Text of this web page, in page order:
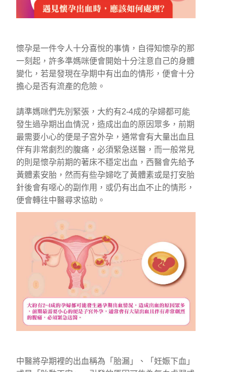
懷孕是一件令人十分喜悅的事情，自得知懷孕的那
一刻起，許多準媽咪便會開始十分注意自己的身體
變化，若是發現在孕期中有出血的情形，便會十分
擔心是否有流產的危險。
請準媽咪們先別緊張，大約有2-4成的孕婦都可能
發生過孕期出血情況，造成出血的原因眾多，前期
最需要小心的便是子宮外孕，通常會有大量出血且
伴有非常劇烈的腹痛，必須緊急送醫，而一般常見
的則是懷孕前期的著床不穩定出血，西醫會先給予
黃體素安胎，然而有些孕婦吃了黃體素或是打安胎
針後會有噁心的副作用，或仍有出血不止的情形，
便會轉往中醫尋求協助。
中醫將孕期裡的出血稱為「胎漏」、「妊娠下血」